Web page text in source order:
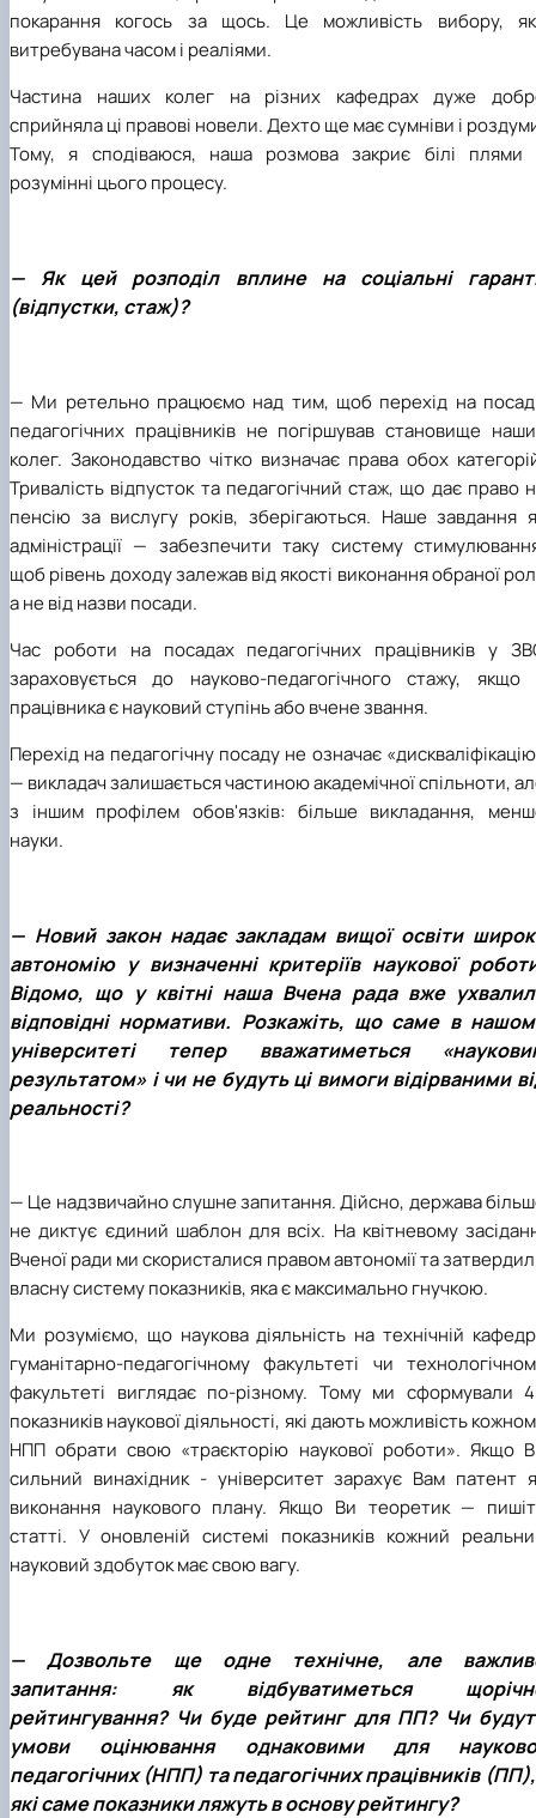
покарання когось за щось. Це можливість вибору,
витребувана часом і реаліями.
Частина наших колег на різних кафедрах дуже
сприйняла ці правові новели. Дехто ще має сумніви і
Тому, я сподіваюся, наша розмова закриє білі плями
розумінні цього процесу.
— Як цей розподіл вплине на соціальні
(відпустки, стаж)?
— Ми ретельно працюємо над тим, щоб перехід на
педагогічних працівників не погіршував становище
колег. Законодавство чітко визначає права обох
Тривалість відпусток та педагогічний стаж, що дає право
пенсію за вислугу років, зберігаються. Наше завдання
адміністрації — забезпечити таку систему
щоб рівень доходу залежав від якості виконання обраної
а не від назви посади.
Час роботи на посадах педагогічних працівників у
зараховується до
науково-педагогічного стажу, якщо
працівника є науковий ступінь або вчене звання.
Перехід на педагогічну посаду не означає
— викладач залишається частиною академічної спільноти,
з іншим профілем обов'язків: більше викладання,
науки.
— Новий закон надає закладам вищої освіти
автономію у визначенні критеріїв наукової
Відомо, що у квітні наша Вчена рада вже
відповідні нормативи. Розкажіть, що саме в
університеті тепер вважатиметься
результатом» і чи не будуть ці вимоги відірваними
реальності?
— Це надзвичайно слушне запитання. Дійсно, держава
не диктує єдиний шаблон для всіх. На квітневому
Вченої ради ми скористалися правом автономії та
власну систему показників, яка є максимально гнучкою.
Ми розуміємо, що наукова діяльність на технічній
гуманітарно-педагогічному факультеті чи
факультеті виглядає по-різному. Тому ми сформували
показників наукової діяльності, які дають можливість
НПП обрати свою «траєкторію наукової роботи». Якщо
сильний винахідник - університет зарахує Вам патент
виконання наукового плану. Якщо Ви теоретик —
статті. У оновленій системі показників кожний
науковий здобуток має свою вагу.
— Дозвольте ще одне технічне, але
запитання: як відбуватиметься
рейтингування? Чи буде рейтинг для ПП? Чи
умови оцінювання однаковими для
педагогічних (НПП) та педагогічних працівників (ПП),
які саме показники ляжуть в основу рейтингу?